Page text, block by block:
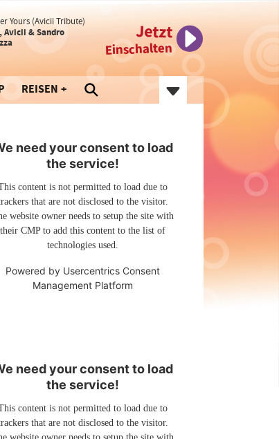
Yours (Avicii Tribute)
Avicii & Sandro
Jetzt
Einschalten
REISEN
need your consent to load
the service!
content is not permitted to load due to
that are not disclosed to the visitor.
website owner needs to setup the site with
their CMP to add this content to the list of
technologies used.
Powered by Usercentrics Consent
Management Platform
need your consent to load
the service!
content is not permitted to load due to
that are not disclosed to the visitor.